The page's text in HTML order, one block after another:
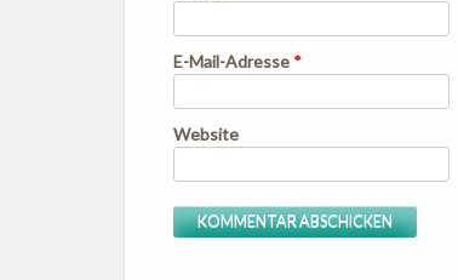
E-Mail-Adresse *
Website